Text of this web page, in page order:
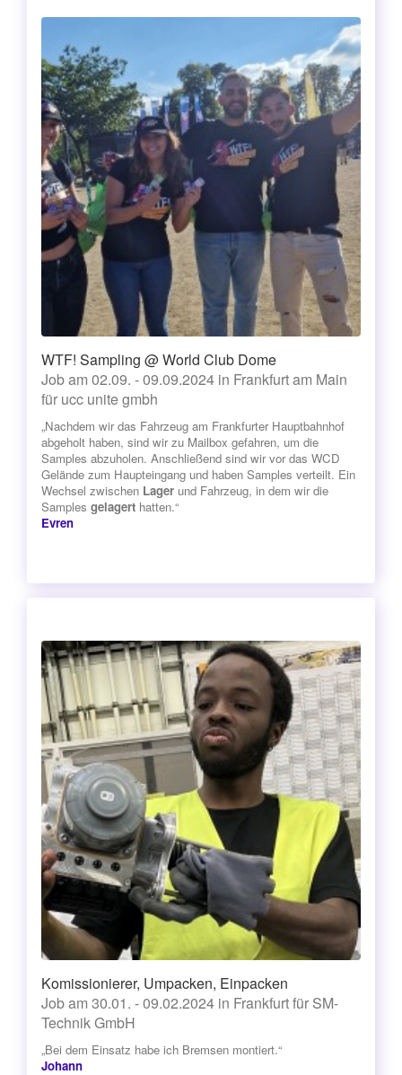
WTF! Sampling @ World Club Dome
Job am 02.09. - 09.09.2024 in Frankfurt am Main
für ucc unite gmbh
„Nachdem wir das Fahrzeug am Frankfurter Hauptbahnhof
abgeholt haben, sind wir zu Mailbox gefahren, um die
Samples abzuholen. Anschließend sind wir vor das WCD
Gelände zum Haupteingang und haben Samples verteilt. Ein
Wechsel zwischen Lager und Fahrzeug, in dem wir die
Samples gelagert hatten.“
Evren
Komissionierer, Umpacken, Einpacken
Job am 30.01. - 09.02.2024 in Frankfurt für SM-
Technik GmbH
„Bei dem Einsatz habe ich Bremsen montiert.“
Johann